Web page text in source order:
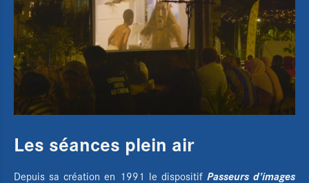
Les séances plein air
Depuis sa création en 1991 le dispositif Passeurs d'images